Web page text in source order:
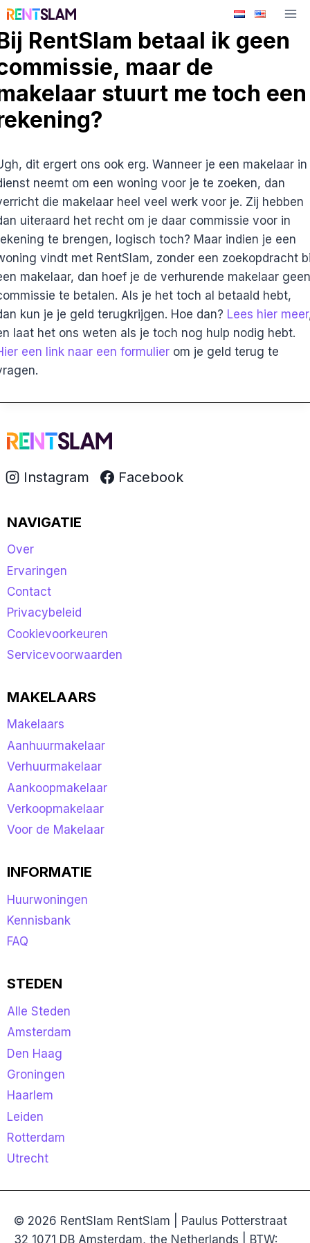
Ga
de
inhoud
RentSlam betaal ik geen
maar de
stuurt me toch een
dit ergert ons ook erg. Wanneer je een makelaar in
neemt om een woning voor je te zoeken, dan
die makelaar heel veel werk voor je. Zij hebben
uiteraard het recht om je daar commissie voor in
te brengen, logisch toch? Maar indien je een
vindt met RentSlam, zonder een zoekopdracht
makelaar, dan hoef je de verhurende makelaar geen
te betalen. Als je het toch al betaald hebt,
kun je je geld terugkrijgen. Hoe dan? Lees hier meer
laat het ons weten als je toch nog hulp nodig hebt.
een link naar een formulier om je geld terug te
Instagram Facebook
NAVIGATIE
Over
Ervaringen
Contact
Privacybeleid
Cookievoorkeuren
Servicevoorwaarden
MAKELAARS
Makelaars
Aanhuurmakelaar
Verhuurmakelaar
Aankoopmakelaar
Verkoopmakelaar
Voor de Makelaar
INFORMATIE
Huurwoningen
Kennisbank
FAQ
STEDEN
Alle Steden
Amsterdam
Den Haag
Groningen
Haarlem
Leiden
Rotterdam
Utrecht
© 2026 RentSlam RentSlam | Paulus Potterstraat
32 1071 DB Amsterdam, the Netherlands | BTW: